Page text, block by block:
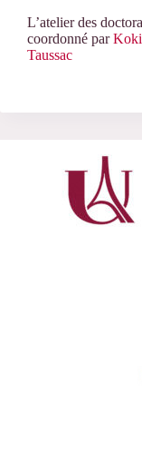
L’atelier des
coordonné par
Taussac